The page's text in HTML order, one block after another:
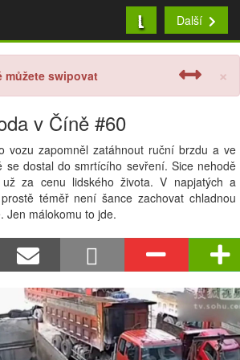
L Další
×
můžete swipovat
v Číně #60
vozu zapomněl zatáhnout ruční brzdu a ve
se dostal do smrtícího sevření. Sice nehodě
za cenu lidského života. V napjatých a
téměř není šance zachovat chladnou
Jen málokomu to jde.